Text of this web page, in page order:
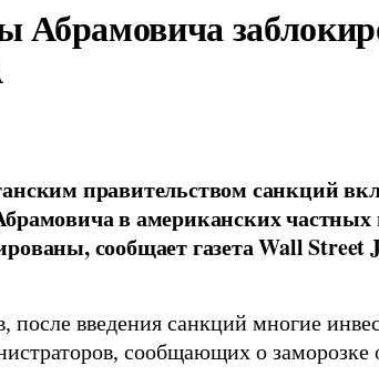
правительством санкций
в американских
сообщает газета Wall Street
после введения санкций многие
сообщающих о заморозке